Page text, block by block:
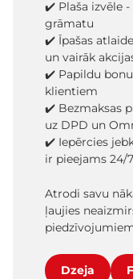
✔️ Plaša izvēle
grāmatu
✔️ Īpašas
un vairāk
✔️ Papildu
klientiem
✔️ Bezmaksas
uz DPD un
✔️ Iepērcies
ir pieejams 24/7
Atrodi savu
ļaujies
Dzeja